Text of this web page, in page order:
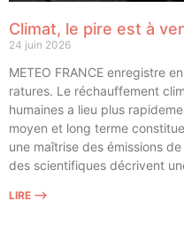
Climat, le pire est à
24 juin 2026
METEO FRANCE enre­gistre
ra­tures. Le réchauf­fe­ment
humaines a lieu plus
moyen et long terme
une maî­trise des émis­sions
des scien­ti­fiques décrivent
LIRE ⟶